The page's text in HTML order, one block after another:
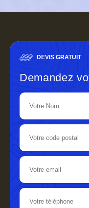
DEVIS GRATUIT
Demandez